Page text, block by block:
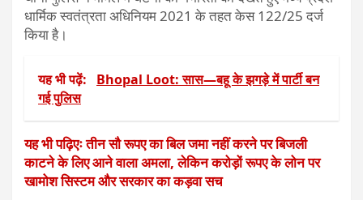
धार्मिक स्वतंत्रता अधिनियम 2021 के तहत केस 122/25 दर्ज
किया है।
यह भी पढ़ें:
Bhopal Loot: सास—बहू के झगड़े में पार्टी बन
गई पुलिस
यह भी पढ़िएः तीन सौ रूपए का बिल जमा नहीं करने पर बिजली
काटने के लिए आने वाला अमला, लेकिन करोड़ों रूपए के लोन पर
खामोश सिस्टम और सरकार का कड़वा सच